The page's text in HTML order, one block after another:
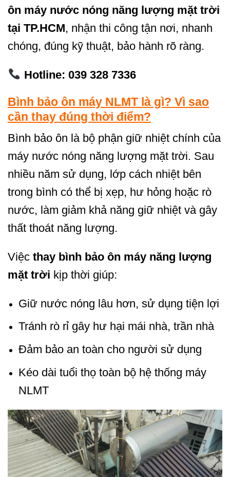
ôn máy nước nóng năng lượng mặt trời
tại TP.HCM, nhận thi công tận nơi, nhanh
chóng, đúng kỹ thuật, bảo hành rõ ràng.
Hotline: 039 328 7336
Bình bảo ôn máy NLMT là gì? Vì sao
cần thay đúng thời điểm?
Bình bảo ôn là bộ phận giữ nhiệt chính của
máy nước nóng năng lượng mặt trời. Sau
nhiều năm sử dụng, lớp cách nhiệt bên
trong bình có thể bị xẹp, hư hỏng hoặc rò
nước, làm giảm khả năng giữ nhiệt và gây
thất thoát năng lượng.
Việc thay bình bảo ôn máy năng lượng
mặt trời kịp thời giúp:
Giữ nước nóng lâu hơn, sử dụng tiện lợi
Tránh rò rỉ gây hư hại mái nhà, trần nhà
Đảm bảo an toàn cho người sử dụng
Kéo dài tuổi thọ toàn bộ hệ thống máy
NLMT